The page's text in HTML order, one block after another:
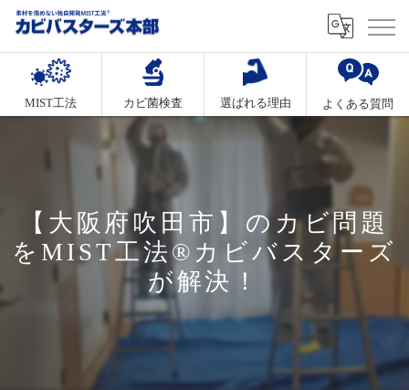
MIST工法 カビ菌検査 選ばれる理由 よくある質問
【大阪府吹田市】のカビ問題
をMIST工法®カビバスターズ
が解決！